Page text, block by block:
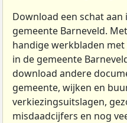
Download een schat
gemeente Barneveld.
handige werkbladen
in de gemeente
download andere
gemeente, wijken en
verkiezingsuitslagen,
misdaadcijfers en nog